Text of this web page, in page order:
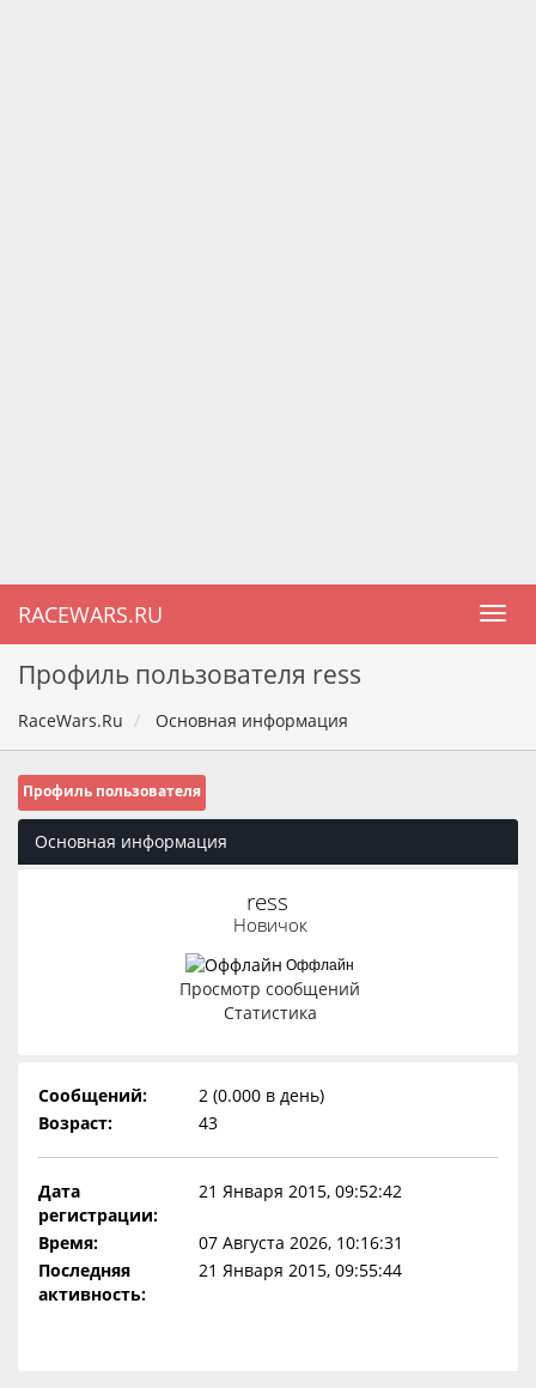
RACEWARS.RU
Профиль пользователя ress
RaceWars.Ru Основная информация
Профиль пользователя
Основная информация
ress
Новичок
Оффлайн
Просмотр сообщений
Статистика
Сообщений:
2 (0.000 в день)
Возраст:
43
Дата
регистрации:
21 Января 2015, 09:52:42
Время:
07 Августа 2026, 10:16:31
Последняя
активность:
21 Января 2015, 09:55:44